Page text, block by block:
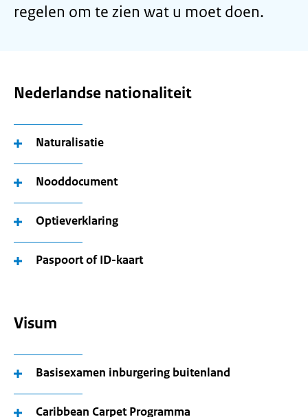
regelen om te zien wat u moet doen.
Nederlandse nationaliteit
Naturalisatie
Nooddocument
Optieverklaring
Paspoort of ID-kaart
Visum
Basisexamen inburgering buitenland
Caribbean Carpet Programma